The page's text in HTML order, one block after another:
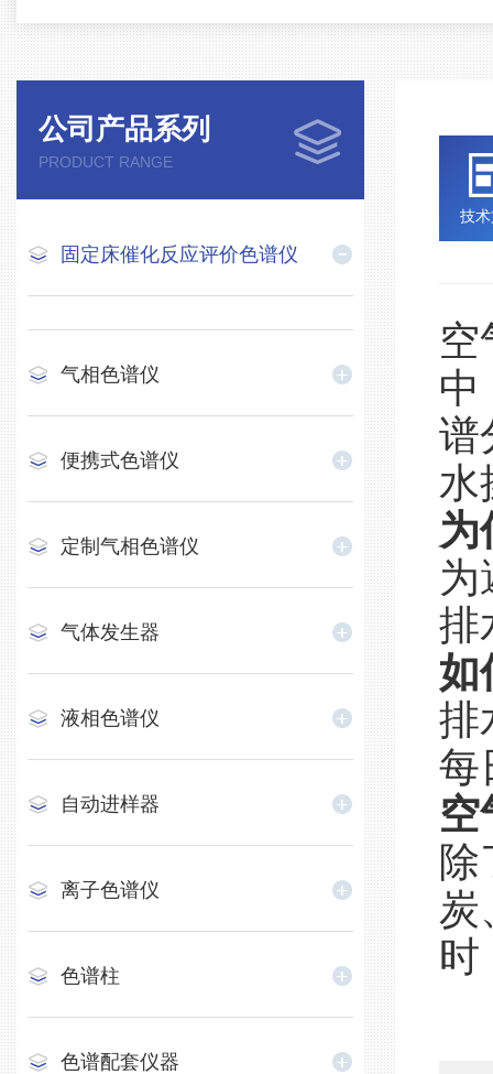
公司产品系列
PRODUCT RANGE
固定床催化反应评价色谱仪
气相色谱仪
便携式色谱仪
定制气相色谱仪
气体发生器
液相色谱仪
自动进样器
离子色谱仪
色谱柱
色谱配套仪器
技
空
中
谱
水
为
为
排
如
排
每
空
除
炭
时